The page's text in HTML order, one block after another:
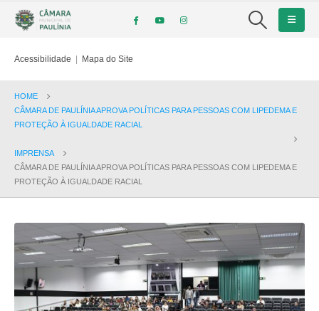
Acessibilidade | Mapa do Site
HOME
CÂMARA DE PAULÍNIA APROVA POLÍTICAS PARA PESSOAS COM LIPEDEMA E
PROTEÇÃO À IGUALDADE RACIAL
IMPRENSA
CÂMARA DE PAULÍNIA APROVA POLÍTICAS PARA PESSOAS COM LIPEDEMA E
PROTEÇÃO À IGUALDADE RACIAL